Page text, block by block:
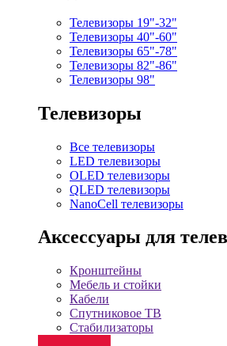
Телевизоры 19"-32"
Телевизоры 40"-60"
Телевизоры 65"-78"
Телевизоры 82"-86"
Телевизоры 98"
Телевизоры
Все телевизоры
LED телевизоры
OLED телевизоры
QLED телевизоры
NanoCell телевизоры
Аксессуары для
Кронштейны
Мебель и стойки
Кабели
Спутниковое ТВ
Стабилизаторы